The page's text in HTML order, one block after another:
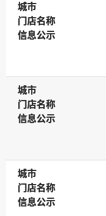
城市
城市
门店名称
门店名称
信息公示
信息公示
城市
城市
门店名称
门店名称
信息公示
信息公示
城市
城市
门店名称
门店名称
信息公示
信息公示